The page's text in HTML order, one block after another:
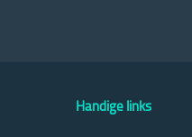
Handige links